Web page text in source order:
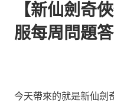
【新仙劍奇
服每周問題
今天帶來的就是新仙劍